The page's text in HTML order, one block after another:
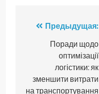
Навигация
записям
Предыдущая:
Поради щодо
оптимізації
логістики: як
зменшити витрати
на транспортування